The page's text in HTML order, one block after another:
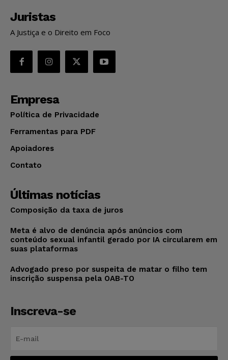
Juristas
A Justiça e o Direito em Foco
Empresa
Política de Privacidade
Ferramentas para PDF
Apoiadores
Contato
Últimas notícias
Composição da taxa de juros
Meta é alvo de denúncia após anúncios com
conteúdo sexual infantil gerado por IA circularem em
suas plataformas
Advogado preso por suspeita de matar o filho tem
inscrição suspensa pela OAB-TO
Inscreva-se